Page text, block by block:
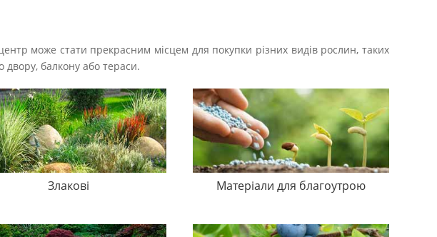
може стати прекрасним місцем для покупки різних видів рослин, таких
двору, балкону або тераси.
Злакові Матеріали для благоутрою